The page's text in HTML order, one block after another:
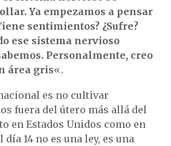
Ya empezamos a pensar
sentimientos? ¿Sufre?
ese sistema nervioso
Personalmente, creo
área gris«.
es no cultivar
fuera del útero más allá del
en Estados Unidos como en
14 no es una ley, es una